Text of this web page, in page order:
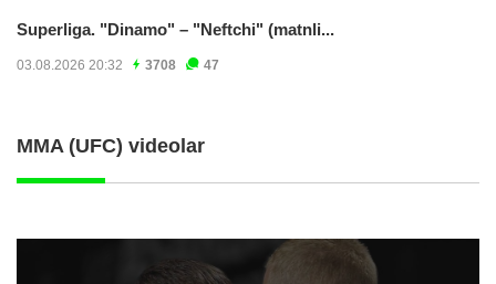
Superliga. "Dinamo" – "Neftchi" (matnli...
03.08.2026 20:32 3708 47
MMA (UFC) videolar